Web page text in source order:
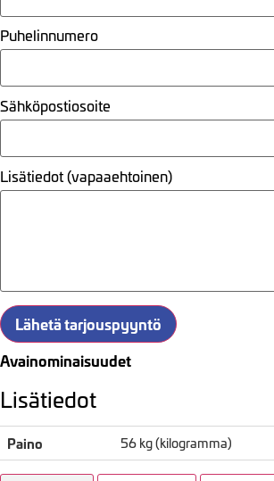
Puhelinnumero
Sähköpostiosoite
Lisätiedot (vapaaehtoinen)
Lähetä tarjouspyyntö
Avainominaisuudet
Lisätiedot
Paino 56 kg (kilogramma)